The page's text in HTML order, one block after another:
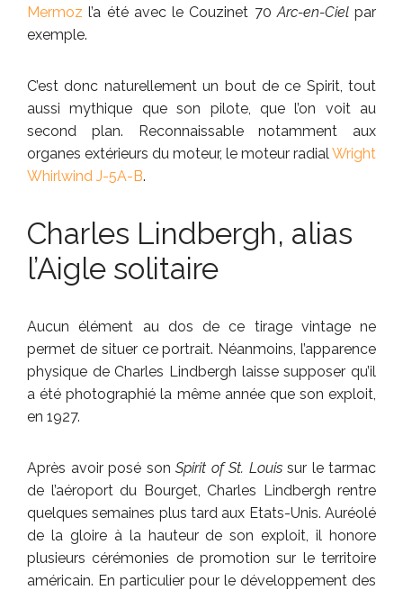
Mermoz l’a été avec le Couzinet 70Arc-en-Cielpar
exemple.
C’est donc naturellement un bout de ce Spirit, tout
aussi mythique que son pilote, que l’on voit au
second plan. Reconnaissable notamment aux
organes extérieurs du moteur, le moteur radialWright
Whirlwind J-5A-B.
Charles Lindbergh, alias
l’Aigle solitaire
Aucun élément au dos de ce tirage vintage ne
permet de situer ce portrait. Néanmoins, l’apparence
physique de Charles Lindbergh laisse supposer qu’il
a été photographié la même année que son exploit,
en 1927.
Après avoir posé son Spirit of St. Louissur le tarmac
de l’aéroport du Bourget, Charles Lindbergh rentre
quelques semaines plus tard aux Etats-Unis. Auréolé
de la gloire à la hauteur de son exploit, il honore
plusieurs cérémonies de promotion sur le territoire
américain. En particulier pour le développement des